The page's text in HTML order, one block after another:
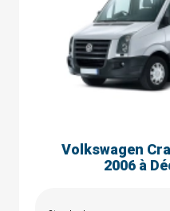
Volkswagen
2006 à